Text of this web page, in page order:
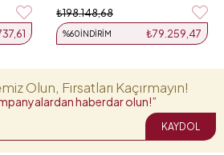
₺79.259,47
%60İNDIRIM
₺198.148,68
Olun, Fırsatları Kaçırmayın!
haberdar olun!”
KAYDOL